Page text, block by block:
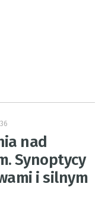
nad
Synoptycy
i silnym